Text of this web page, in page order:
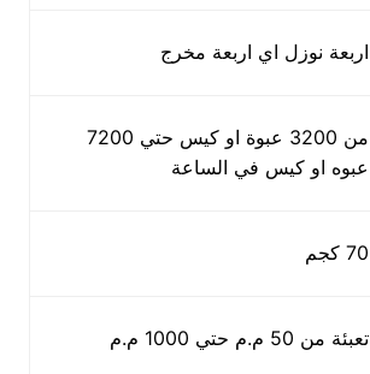
اربعة نوزل اي اربعة مخرج
من 3200 عبوة او كيس حتي 7200
عبوه او كيس في الساعة
70 كجم
تعبئة من 50 م.م حتي 1000 م.م